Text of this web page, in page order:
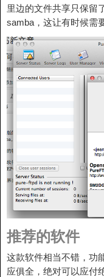
里边的文件共享只保留
samba，这让有时候需
推荐的软件
这款软件相当不错，功
应俱全，绝对可以应付